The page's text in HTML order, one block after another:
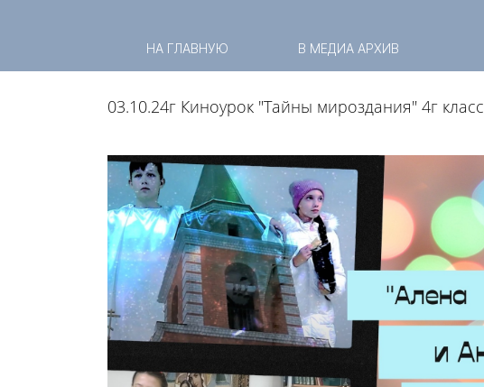
НА ГЛАВНУЮ В МЕДИА АРХИВ
03.10.24г Киноурок "Тайны мироздания" 4г класс